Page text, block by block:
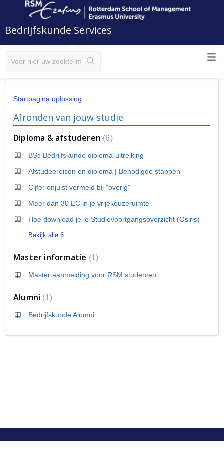
Bedrijfskunde Services
Startpagina oplossing
Afronden van jouw studie
Diploma & afstuderen 6
BSc Bedrijfskunde diploma-uitreiking
Afstudeereisen en diploma | Benodigde stappen
Cijfer onjuist vermeld bij "overig"
Meer dan 30 EC in je vrijekeuzeruimte
Hoe download je je Studievoortgangsoverzicht (Osiris)
Bekijk alle 6
Master informatie 1
Master aanmelding voor RSM studenten
Alumni 1
Bedrijfskunde Alumni